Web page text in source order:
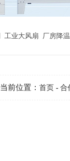
工业大风扇 厂房降
当前位置： 首页 - 合